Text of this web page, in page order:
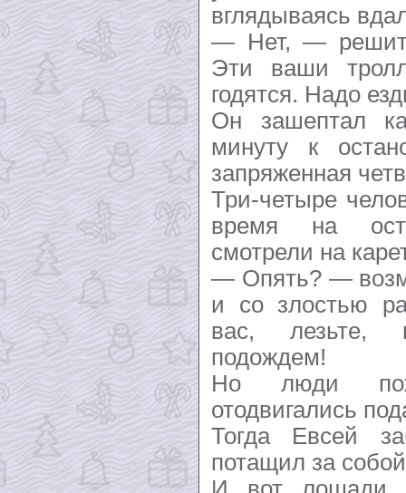
вглядываясь
— Нет, —
Эти ваши
годятся. Надо
Он зашептал
минуту к
запряженная
Три-четыре
время на
смотрели на
— Опять? —
и со злостью
вас, лезьте,
подождем!
Но люди
отодвигались
Тогда Евсей
потащил за